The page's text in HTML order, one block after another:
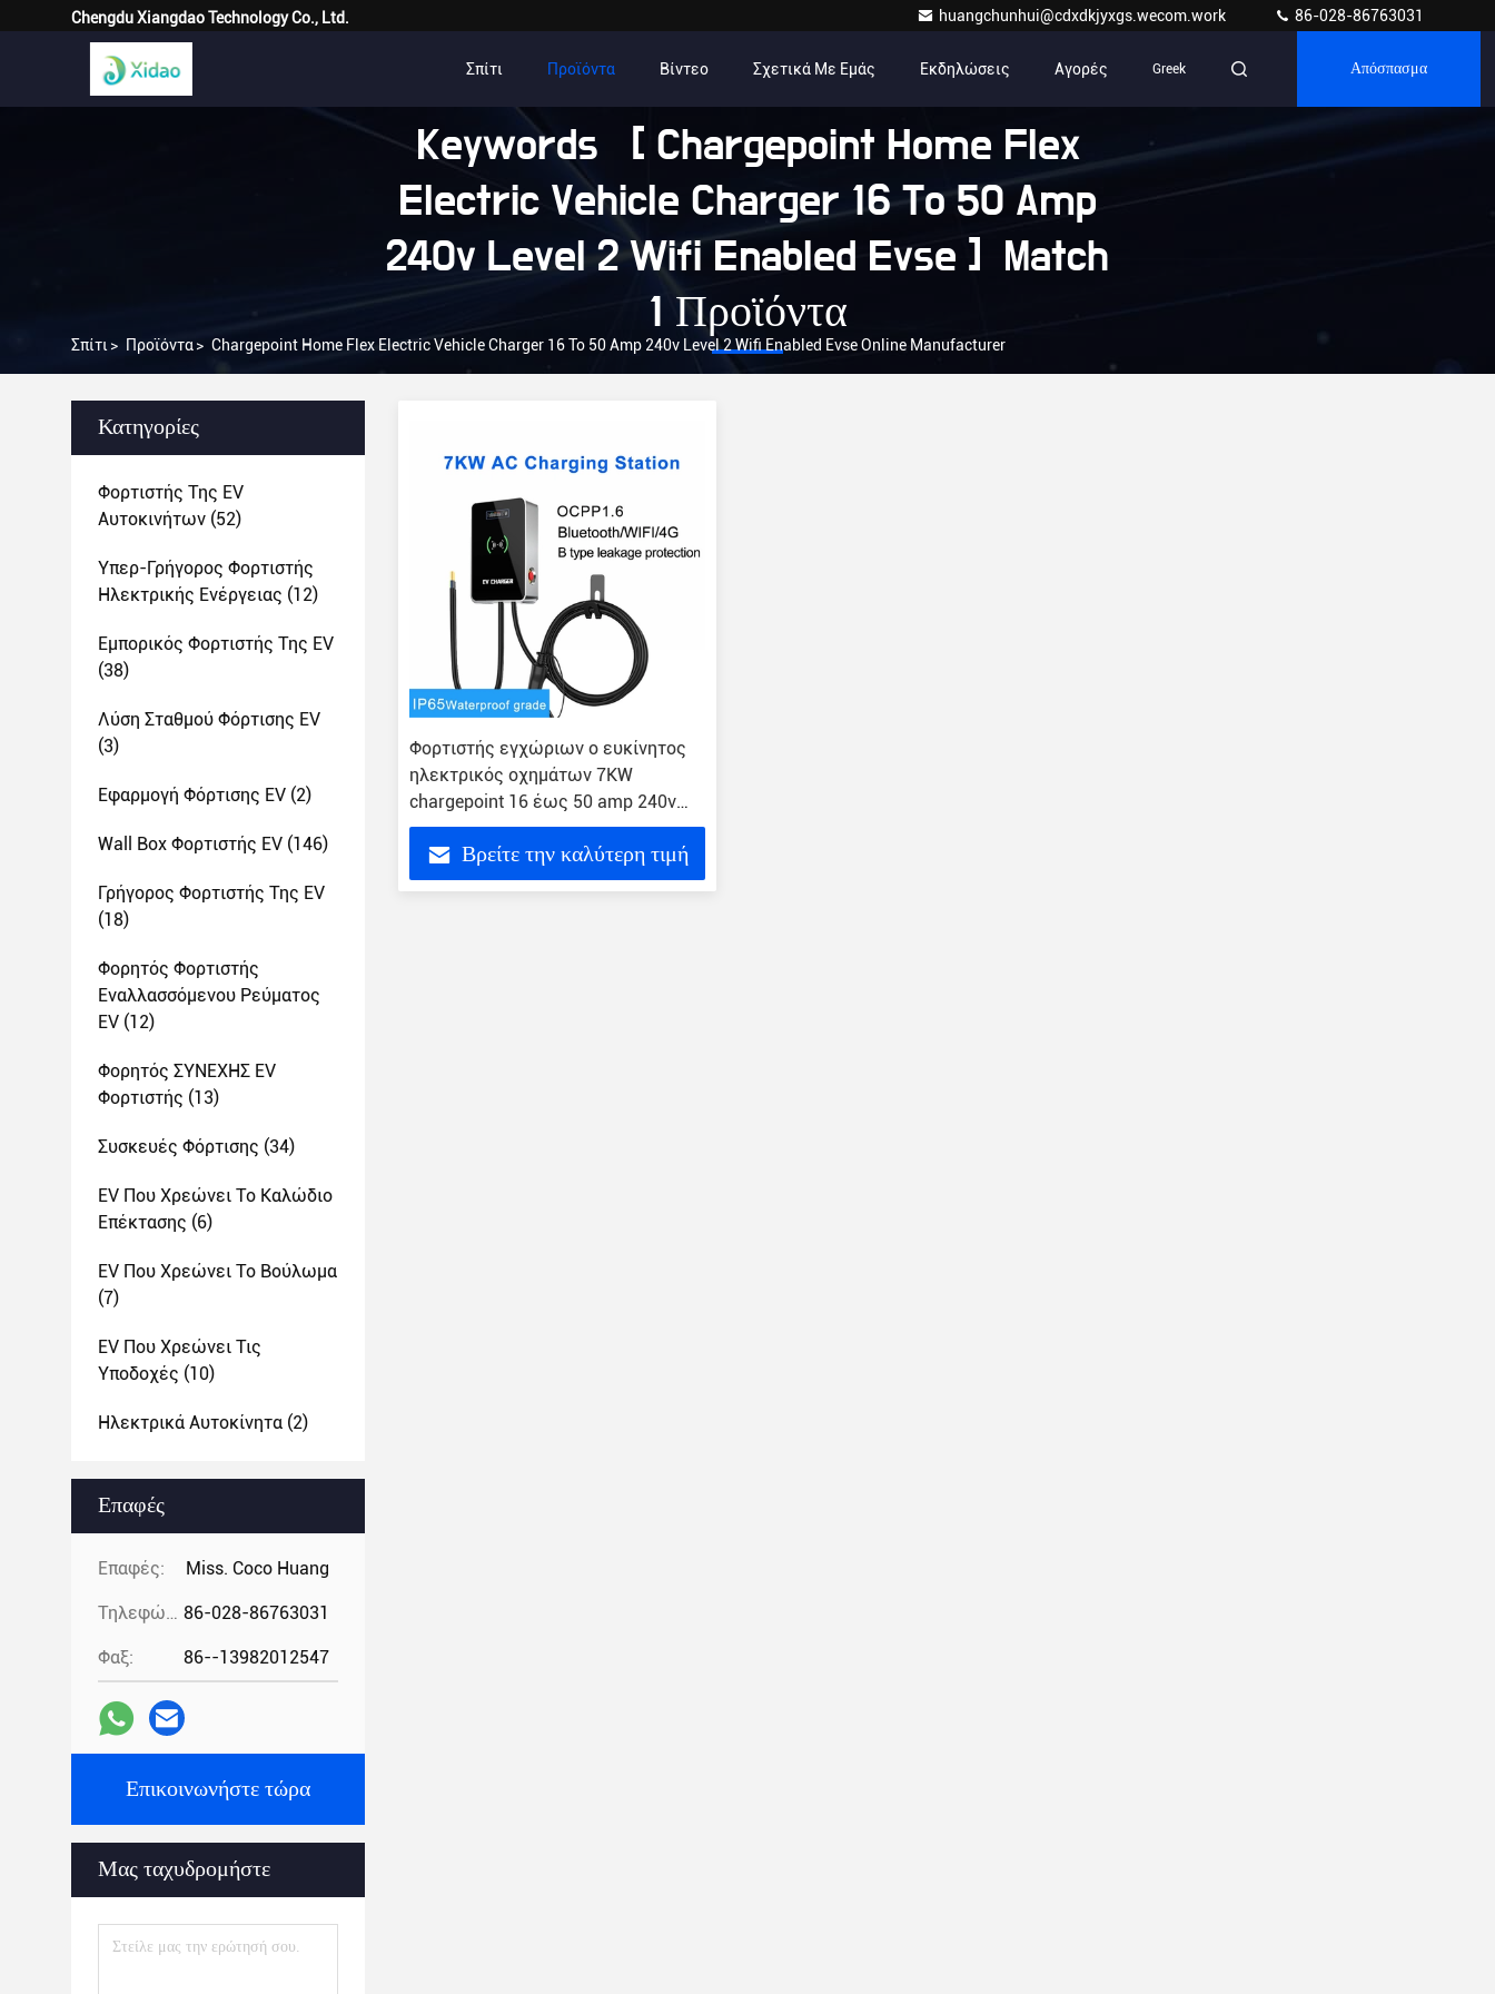
Chengdu Xiangdao Technology Co., Ltd. huangchunhui@cdxdkjyxgs.wecom.work 86-028-86763031
Σπίτι Προϊόντα Βίντεο Σχετικά Με Εμάς Εκδηλώσεις Αγορές Greek Απόσπασμα
Keywords [ Chargepoint Home Flex
Electric Vehicle Charger 16 To 50 Amp
240v Level 2 Wifi Enabled Evse ] Match
1 Προϊόντα
Σπίτι > Προϊόντα> Chargepoint Home Flex Electric Vehicle Charger 16 To 50 Amp 240v Level 2 Wifi Enabled Evse Online Manufacturer
Κατηγορίες
Φορτιστής Της EV
Αυτοκινήτων (52)
Υπερ-Γρήγορος Φορτιστής
Ηλεκτρικής Ενέργειας (12)
Εμπορικός Φορτιστής Της EV
(38)
Λύση Σταθμού Φόρτισης EV
(3)
Εφαρμογή Φόρτισης EV (2)
Wall Box Φορτιστής EV (146)
Γρήγορος Φορτιστής Της EV
(18)
Φορητός Φορτιστής
Εναλλασσόμενου Ρεύματος
EV (12)
Φορητός ΣΥΝΕΧΗΣ EV
Φορτιστής (13)
Συσκευές Φόρτισης (34)
EV Που Χρεώνει Το Καλώδιο
Επέκτασης (6)
EV Που Χρεώνει Το Βούλωμα
(7)
EV Που Χρεώνει Τις
Υποδοχές (10)
Ηλεκτρικά Αυτοκίνητα (2)
Επαφές
Επαφές: Miss. Coco Huang
Τηλεφώνημα: 86-028-86763031
Φαξ: 86--13982012547
Επικοινωνήστε τώρα
Μας ταχυδρομήστε
Φορτιστής εγχώριων ο ευκίνητος
ηλεκτρικός οχημάτων 7KW
chargepoint 16 έως 50 amp 240v
επίπεδο 2 wifi επέτρεψε evse
Βρείτε την καλύτερη τιμή